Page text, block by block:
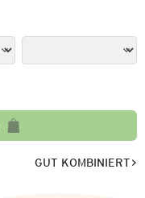
GUT KOMBINIERT